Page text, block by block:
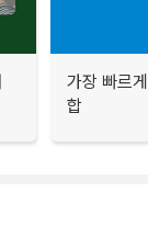
가장 빠르
합